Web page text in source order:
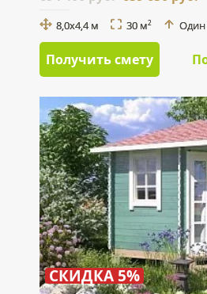
8,0х4,4 м 30 м2 Один
Получить смету
СКИДКА 5%